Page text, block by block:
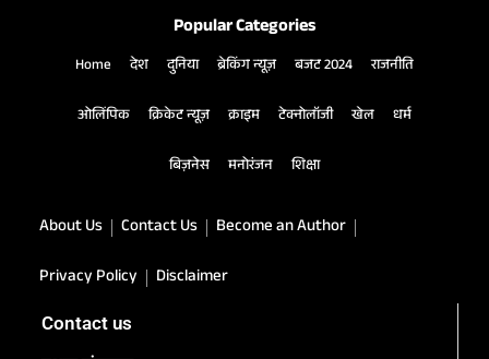
Popular Categories
Home देश दुनिया ब्रेकिंग न्यूज़ बजट 2024 राजनीति
ओलिंपिक क्रिकेट न्यूज़ क्राइम टेक्नोलॉजी खेल धर्म
बिज़नेस मनोरंजन शिक्षा
About Us Contact Us
Become an Author
Privacy Policy
Disclaimer
Contact us